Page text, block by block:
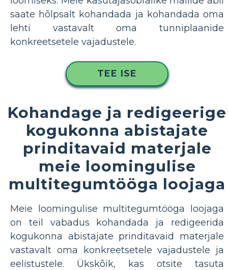
saate hõlpsalt kohandada ja kohandada oma
lehti vastavalt oma tunniplaanide
konkreetsetele vajadustele.
TEE ISE
Kohandage ja redigeerige
kogukonna abistajate
prinditavaid materjale
meie loomingulise
multitegumtööga loojaga
Meie loomingulise multitegumtööga loojaga
on teil vabadus kohandada ja redigeerida
kogukonna abistajate prinditavaid materjale
vastavalt oma konkreetsetele vajadustele ja
eelistustele. Ükskõik, kas otsite tasuta